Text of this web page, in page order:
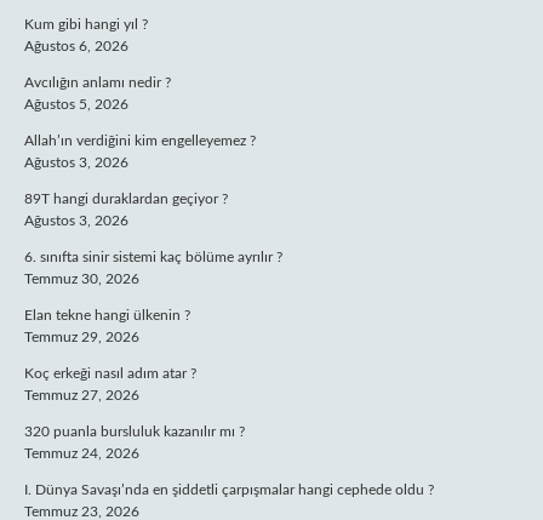
Kum gibi hangi yıl ?
Ağustos 6, 2026
Avcılığın anlamı nedir ?
Ağustos 5, 2026
Allah’ın verdiğini kim engelleyemez ?
Ağustos 3, 2026
89T hangi duraklardan geçiyor ?
Ağustos 3, 2026
6. sınıfta sinir sistemi kaç bölüme ayrılır ?
Temmuz 30, 2026
Elan tekne hangi ülkenin ?
Temmuz 29, 2026
Koç erkeği nasıl adım atar ?
Temmuz 27, 2026
320 puanla bursluluk kazanılır mı ?
Temmuz 24, 2026
I. Dünya Savaşı’nda en şiddetli çarpışmalar hangi cephede oldu ?
Temmuz 23, 2026